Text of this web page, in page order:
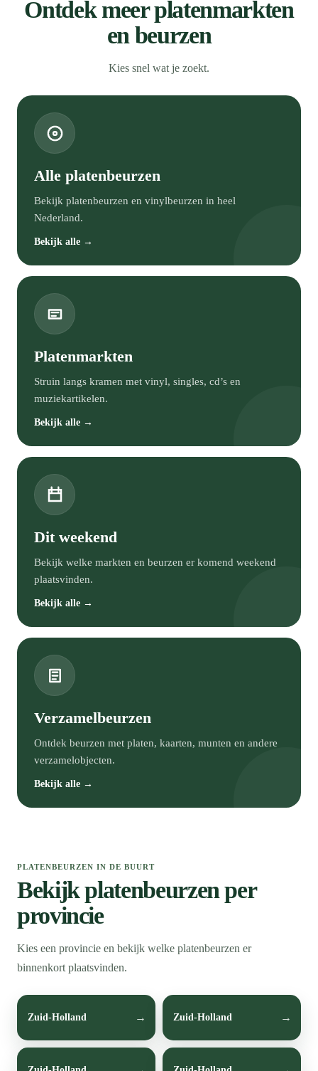
Ontdek meer platenmarkten
en beurzen
Kies snel wat je zoekt.
Alle platenbeurzen
Bekijk platenbeurzen en vinylbeurzen in heel
Nederland.
Bekijk alle →
Platenmarkten
Struin langs kramen met vinyl, singles, cd’s en
muziekartikelen.
Bekijk alle →
Dit weekend
Bekijk welke markten en beurzen er komend weekend
plaatsvinden.
Bekijk alle →
Verzamelbeurzen
Ontdek beurzen met platen, kaarten, munten en andere
verzamelobjecten.
Bekijk alle →
PLATENBEURZEN IN DE BUURT
Bekijk platenbeurzen per
provincie
Kies een provincie en bekijk welke platenbeurzen er
binnenkort plaatsvinden.
Zuid-Holland Zuid-Holland